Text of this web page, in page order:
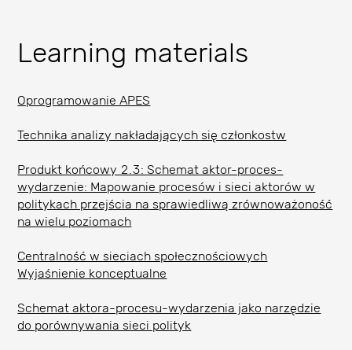
Learning materials
Oprogramowanie APES
Technika analizy nakładających się członkostw
Produkt końcowy 2.3: Schemat aktor-proces-
wydarzenie: Mapowanie procesów i sieci aktorów w
politykach przejścia na sprawiedliwą zrównoważoność
na wielu poziomach
Centralność w sieciach społecznościowych
Wyjaśnienie konceptualne
Schemat aktora-procesu-wydarzenia jako narzędzie
do porównywania sieci polityk